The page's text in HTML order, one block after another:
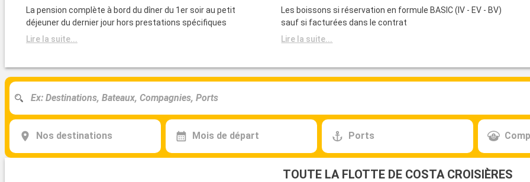
La pension complète à bord du dîner du 1er soir au petit
déjeuner du dernier jour hors prestations spécifiques
Lire la suite...
Les boissons si réservation en formule BASIC (IV - EV - BV)
sauf si facturées dans le contrat
Lire la suite...
Nos destinations Mois de départ Ports
TOUTE LA FLOTTE DE COSTA CROISIÈRES